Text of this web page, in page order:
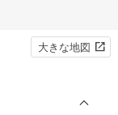
大きな地図